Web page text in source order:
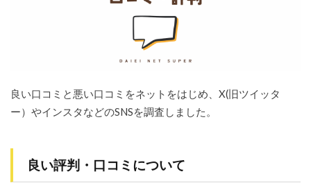
良い口コミと悪い口コミをネットをはじめ、X(旧ツイッタ
ー）やインスタなどのSNSを調査しました。
良い評判・口コミについて